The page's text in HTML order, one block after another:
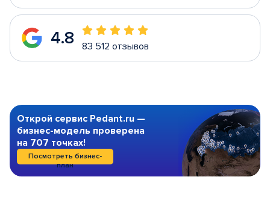
4.8 83 512 отзывов
Открой сервис Pedant.ru —
бизнес-модель проверена
на 707 точках!
Посмотреть бизнес-
план